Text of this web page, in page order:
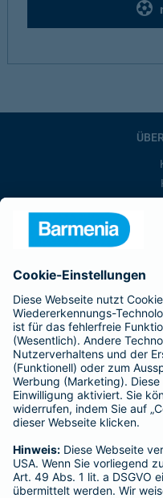
Barmenia ist
Kranken-